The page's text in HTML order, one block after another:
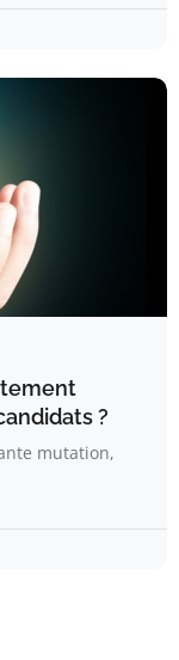
?
mutation,